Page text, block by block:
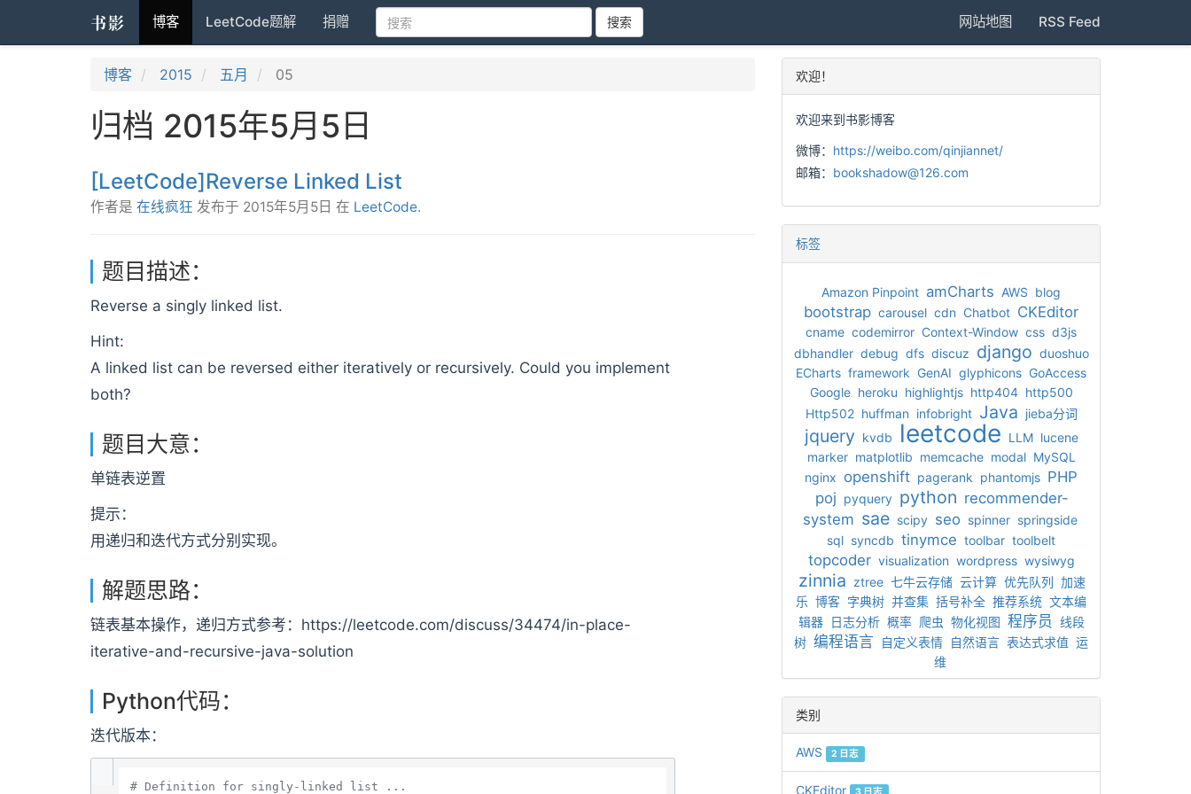
书影 博客 LeetCode题解 捐赠 搜索 网站地图 RSS Feed
博客 2015 五月 05
归档 2015年5月5日
[LeetCode]Reverse Linked List
作者是 在线疯狂 发布于 2015年5月5日 在 LeetCode.
题目描述：
Reverse a singly linked list.
Hint:
A linked list can be reversed either iteratively or recursively. Could you implement
both?
题目大意：
单链表逆置
提示：
用递归和迭代方式分别实现。
解题思路：
链表基本操作，递归方式参考：https://leetcode.com/discuss/34474/in-place-
iterative-and-recursive-java-solution
Python代码：
迭代版本：
# Definition for singly-linked list ...
欢迎！
欢迎来到书影博客
微博： https://weibo.com/qinjiannet/
邮箱： bookshadow@126.com
标签
Amazon Pinpoint amCharts AWS blog
bootstrap carousel cdn Chatbot CKEditor
cname codemirror Context-Window css d3js
dbhandler debug dfs discuz django duoshuo
ECharts framework GenAI glyphicons GoAccess
Google heroku highlightjs http404 http500
Http502 huffman infobright Java jieba分词
jquery kvdb leetcode LLM lucene
marker matplotlib memcache modal MySQL
nginx openshift pagerank phantomjs PHP
poj pyquery python recommender-
system sae scipy seo spinner springside
sql syncdb tinymce toolbar toolbelt
topcoder visualization wordpress wysiwyg
zinnia ztree 七牛云存储 云计算 优先队列 加速
乐 博客 字典树 并查集 括号补全 推荐系统 文本编
辑器
日志分析 概率 爬虫 物化视图 程序员 线段
树 编程语言 自定义表情 自然语言 表达式求值 运
维
类别
AWS 2 日志
CKEditor